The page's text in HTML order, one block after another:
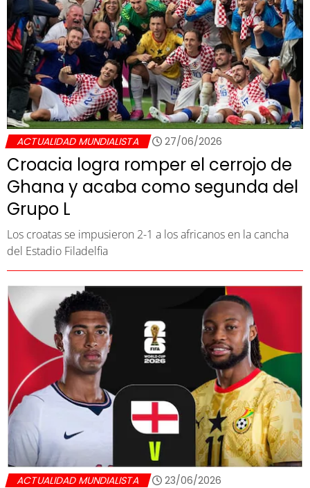
ACTUALIDAD MUNDIALISTA 27/06/2026
Croacia logra romper el cerrojo de
Ghana y acaba como segunda del
Grupo L
Los croatas se impusieron 2-1 a los africanos en la cancha
del Estadio Filadelfia
ACTUALIDAD MUNDIALISTA 23/06/2026